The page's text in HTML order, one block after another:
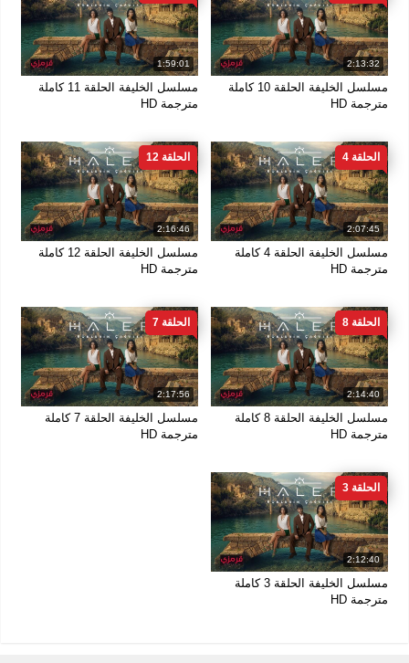
2:13:32
مسلسل الخليفة الحلقة 10 كاملة
مترجمة HD
1:59:01
مسلسل الخليفة الحلقة 11 كاملة
مترجمة HD
2:07:45
الحلقة 4
مسلسل الخليفة الحلقة 4 كاملة
مترجمة HD
2:16:46
الحلقة 12
مسلسل الخليفة الحلقة 12 كاملة
مترجمة HD
2:14:40
الحلقة 8
مسلسل الخليفة الحلقة 8 كاملة
مترجمة HD
2:17:56
الحلقة 7
مسلسل الخليفة الحلقة 7 كاملة
مترجمة HD
2:12:40
الحلقة 3
مسلسل الخليفة الحلقة 3 كاملة
مترجمة HD